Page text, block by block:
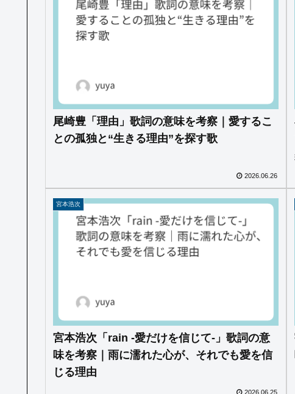
尾崎豊「理由」歌詞の意味を考察｜愛するこ
との孤独と“生きる理由”を探す歌
2026.06.26
宮本浩次
宮本浩次「rain -愛だけを信じて-」歌詞の意
味を考察｜雨に濡れた心が、それでも愛を信
じる理由
2026.06.25